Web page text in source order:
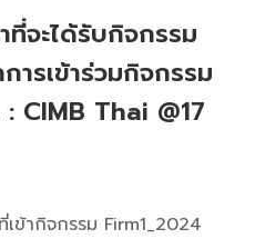
จะได้รับกิจกรรม
ารเข้าร่วมกิจกรรม
CIMB Thai @17
ข้ากิจกรรม Firm1_2024